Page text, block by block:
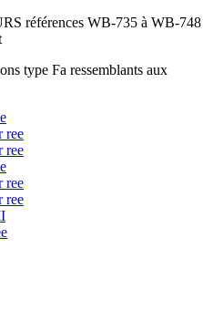
références WB-735 à WB-748
type Fa ressemblants aux